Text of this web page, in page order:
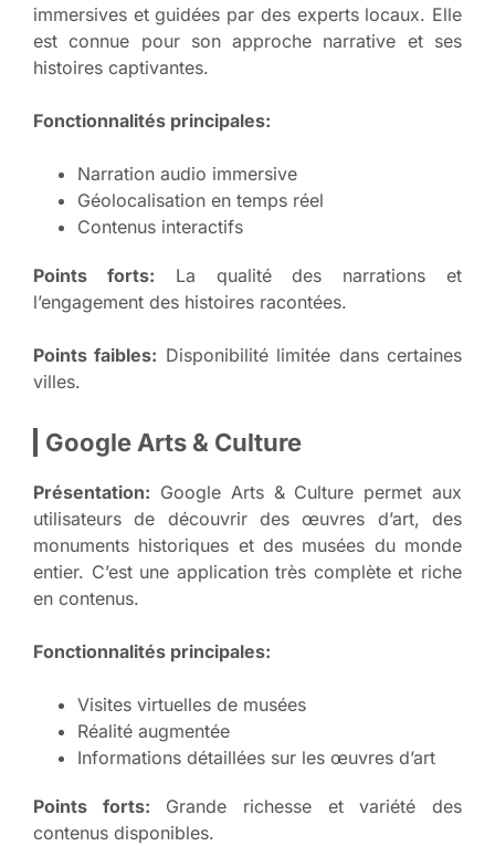
immersives et guidées par des experts locaux. Elle
est connue pour son approche narrative et ses
histoires captivantes.
Fonctionnalités principales:
Narration audio immersive
Géolocalisation en temps réel
Contenus interactifs
Points forts: La qualité des narrations et
l’engagement des histoires racontées.
Points faibles: Disponibilité limitée dans certaines
villes.
Google Arts & Culture
Présentation: Google Arts & Culture permet aux
utilisateurs de découvrir des œuvres d’art, des
monuments historiques et des musées du monde
entier. C’est une application très complète et riche
en contenus.
Fonctionnalités principales:
Visites virtuelles de musées
Réalité augmentée
Informations détaillées sur les œuvres d’art
Points forts: Grande richesse et variété des
contenus disponibles.